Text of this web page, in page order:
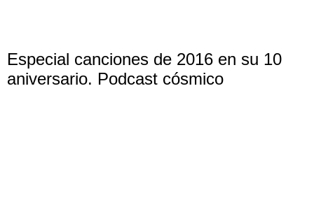
Especial canciones de 2016 en su 10
aniversario. Podcast cósmico